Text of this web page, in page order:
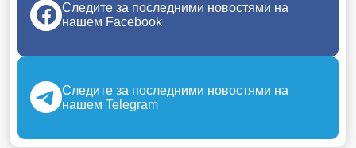
Следите за последними новостями на
нашем Facebook
Следите за последними новостями на
нашем Telegram